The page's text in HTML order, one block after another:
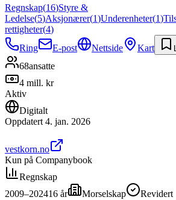
Regnskap(16)Styre &
Ledelse(5)Aksjonærer(1)Underenheter(1)
rettigheter(4)
Ring
E-post Nettside Kart
68ansatte
4 mill. kr
Aktiv
Digitalt
Oppdatert 4. jan. 2026
vestkorn.no
Kun på Companybook
Regnskap
2009–202416 år Morselskap
Revidert